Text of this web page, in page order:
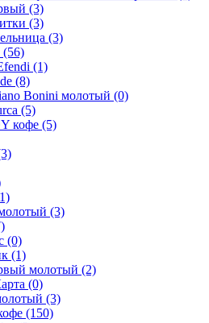
(3)
(3)
(3)
(56)
(1)
(8)
Bonini молотый (0)
(5)
кофе (5)
(3)
(0)
(1)
молотый (2)
(0)
(3)
(150)